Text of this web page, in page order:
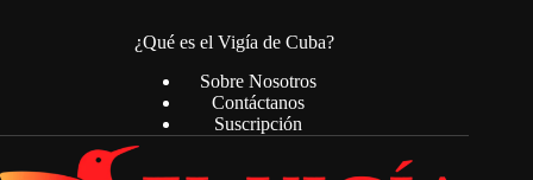
¿Qué es el Vigía de Cuba?
Sobre Nosotros
Contáctanos
Suscripción